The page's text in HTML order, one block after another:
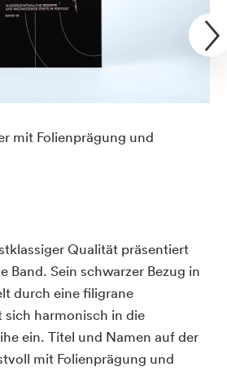
mit Folienprägung und
Qualität präsentiert
Band. Sein schwarzer Bezug in
durch eine filigrane
sich harmonisch in die
ein. Titel und Namen auf der
mit Folienprägung und